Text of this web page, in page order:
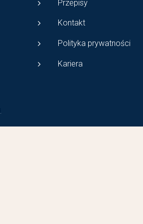
Przepisy
Kontakt
Polityka prywatności
Kariera